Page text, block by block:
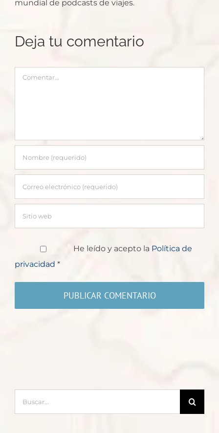
mundial de podcasts de viajes.
Deja tu comentario
Comentar
He leído y acepto la Política de
privacidad *